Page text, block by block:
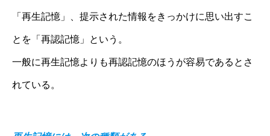
「再生記憶」、提示された情報をきっかけに思い出すこ
とを「再認記憶」という。
一般に再生記憶よりも再認記憶のほうが容易であるとさ
れている。